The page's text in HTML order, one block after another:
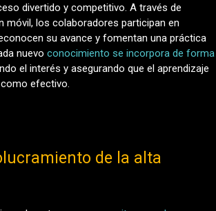
divertido y competitivo. A través de
móvil, los colaboradores participan en
su avance y fomentan una práctica
nuevo conocimiento se incorpora de forma
el interés y asegurando que el aprendizaje
efectivo.
de la alta